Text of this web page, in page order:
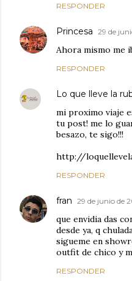
RESPONDER
Princesa 29 de
Ahora mismo me
RESPONDER
Lo que lleve la
mi proximo viaje
tu post! me lo
besazo, te sigo!!!
http://
RESPONDER
fran 29 de junio de
que envidia das
desde ya, q
sigueme en
outfit de chico y
RESPONDER